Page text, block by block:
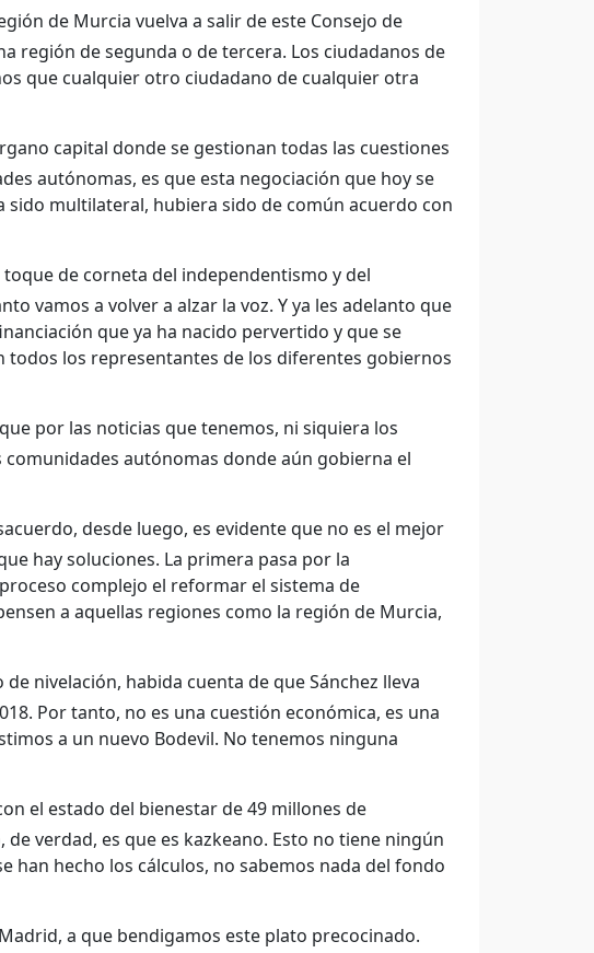
de Murcia vuelva a salir de este Consejo de
región de segunda o de tercera. Los ciudadanos de
que cualquier otro ciudadano de cualquier otra
capital donde se gestionan todas las cuestiones
autónomas, es que esta negociación que hoy se
multilateral, hubiera sido de común acuerdo con
de corneta del independentismo y del
vamos a volver a alzar la voz. Y ya les adelanto que
que ya ha nacido pervertido y que se
todos los representantes de los diferentes gobiernos
por las noticias que tenemos, ni siquiera los
autónomas donde aún gobierna el
desde luego, es evidente que no es el mejor
hay soluciones. La primera pasa por la
complejo el reformar el sistema de
a aquellas regiones como la región de Murcia,
nivelación, habida cuenta de que Sánchez lleva
Por tanto, no es una cuestión económica, es una
a un nuevo Bodevil. No tenemos ninguna
el estado del bienestar de 49 millones de
verdad, es que es kazkeano. Esto no tiene ningún
han hecho los cálculos, no sabemos nada del fondo
a que bendigamos este plato precocinado.